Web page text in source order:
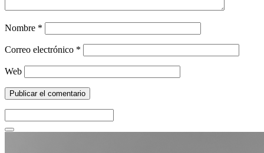
Nombre *
Correo electrónico *
Web